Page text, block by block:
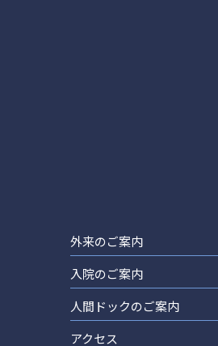
外来のご案内
入院のご案内
人間ドックのご案内
アクセス